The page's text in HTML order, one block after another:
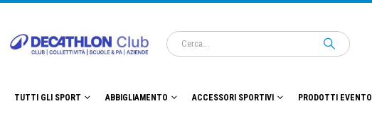
TUTTI GLI SPORT ABBIGLIAMENTO ACCESSORI SPORTIVI PRODOTTI EVENTO